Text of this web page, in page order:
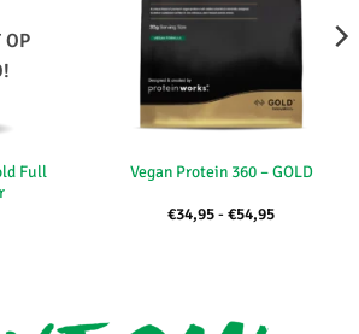
OP
Full
Vegan Protein 360 – GOLD
€34,95-€54,95Prijsklasse: